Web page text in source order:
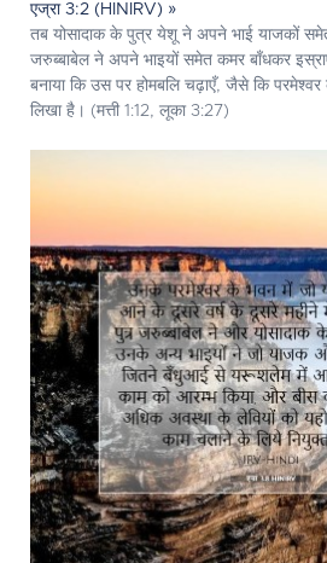
एज्रा 3:2 (HINIRV) »
तब योसादाक के पुत्र येशू ने अपने भाई याजकों
जरुब्बाबेल ने अपने भाइयों समेत कमर बाँधकर
बनाया कि उस पर होमबलि चढ़ाएँ, जैसे कि
लिखा है। (मत्ती 1:12, लूका 3:27)